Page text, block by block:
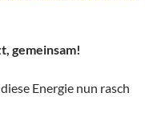
gemeinsam!
Energie nun rasch